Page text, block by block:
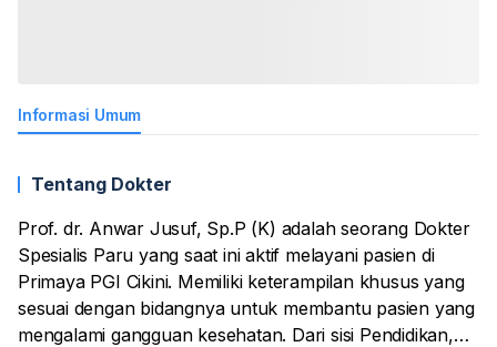
Informasi Umum
Tentang Dokter
Prof. dr. Anwar Jusuf, Sp.P (K) adalah seorang Dokter
Spesialis Paru yang saat ini aktif melayani pasien di
Primaya PGI Cikini. Memiliki keterampilan khusus yang
sesuai dengan bidangnya untuk membantu pasien yang
mengalami gangguan kesehatan. Dari sisi Pendidikan,